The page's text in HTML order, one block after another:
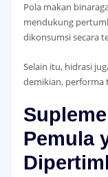
Pola makan
mendukung
dikonsumsi secara
Selain itu, hidrasi
demikian,
Pemula